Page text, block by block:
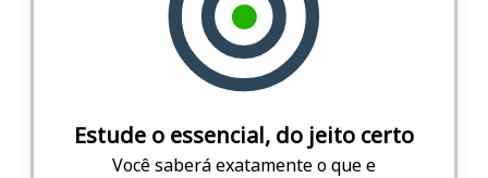
Estude o essencial, do jeito certo
Você saberá exatamente o que e